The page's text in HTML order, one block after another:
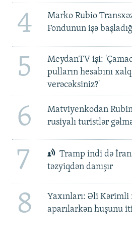
4
Marko Rubio
Fondunun işə
5
MeydanTV işi:
pulların hesabını
verəcəksiniz?'
6
Matviyenkodan
rusiyalı turistlər
7
Tramp indi də
təzyiqdən danışır
8
Yaxınları: Əli Kərimli
aparılarkən huşunu